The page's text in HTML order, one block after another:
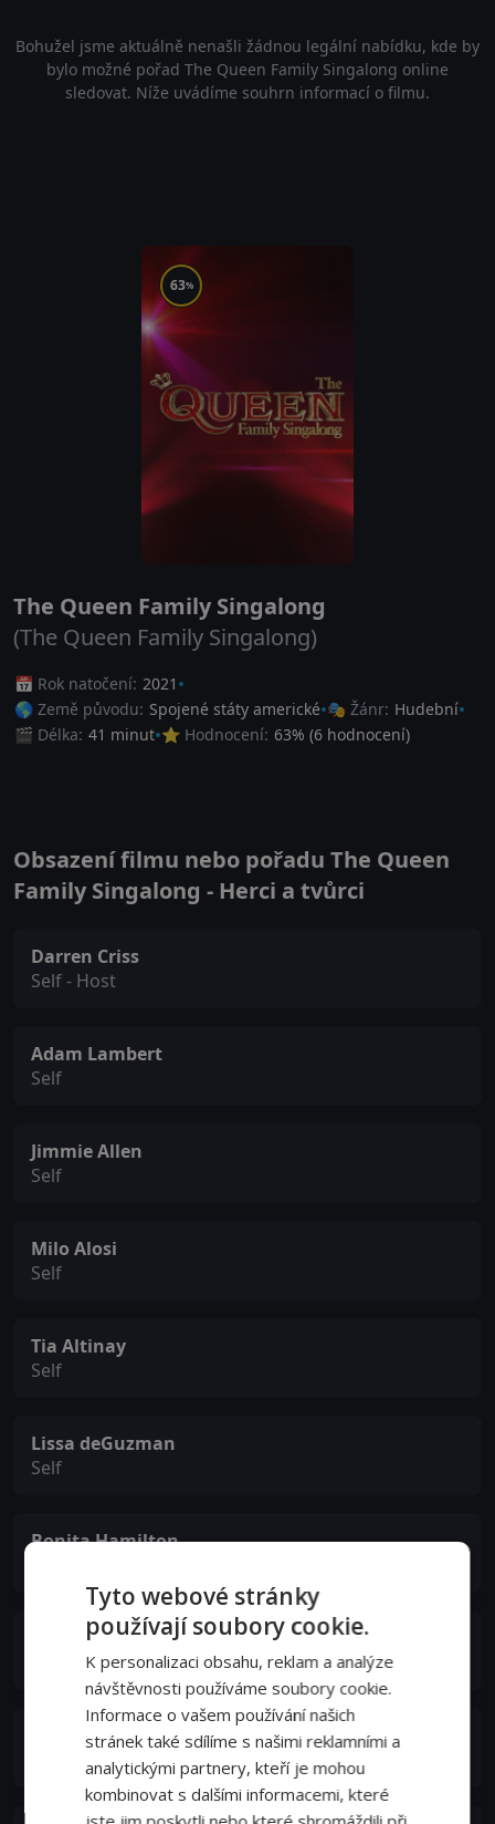
Bohužel jsme aktuálně nenašli žádnou legální nabídku, kde by
bylo možné pořad The Queen Family Singalong online
sledovat. Níže uvádíme souhrn informací o filmu.
63%
The Queen Family Singalong
(The Queen Family Singalong)
📅 Rok natočení: 2021
🌎 Země původu: Spojené státy americké 🎭 Žánr: Hudební
🎬 Délka: 41 minut ⭐ Hodnocení: 63% (6 hodnocení)
Obsazení filmu nebo pořadu The Queen
Family Singalong - Herci a tvůrci
Darren Criss
Self - Host
Adam Lambert
Self
Jimmie Allen
Self
Milo Alosi
Self
Tia Altinay
Self
Lissa deGuzman
Self
Bonita Hamilton
Derek Hough
Alessia Cara
Tyto webové stránky
používají soubory cookie.
K personalizaci obsahu, reklam a analýze
návštěvnosti používáme soubory cookie.
Informace o vašem používání našich
stránek také sdílíme s našimi reklamními a
analytickými partnery, kteří je mohou
kombinovat s dalšími informacemi, které